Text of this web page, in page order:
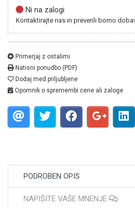
Ni na zalogi
Kontaktirajte nas in preverili bomo
Primerjaj z ostalimi
Natisni ponudbo (PDF)
Dodaj med priljubljene
Opomnik o spremembi cene ali zaloge
PODROBEN OPIS
NAPIŠITE VAŠE MNENJE